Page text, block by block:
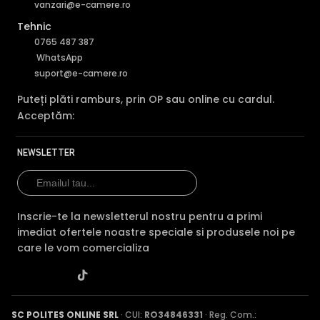
Codare folosind Inteligenta Artificiala
Codarea AI (AI Coding) optimizeaza atat latimea de
banda, cat si perioada de stocare pentru camera IP
Dahua IPC-HDW3549TM-AS-LED-0280B, reducand
costurile implicit, dar totodata imbunatatind imaginea
vanzari@e-camere.ro
Tehnic
0765 487 387
WhatsApp
suport@e-camere.ro
Puteți plăti ramburs, prin OP sau online cu cardul.
Acceptăm:
NEWSLETTER
Inscrie-te la newsletterul nostru pentru a primi
imediat ofertele noastre speciale si produsele noi pe
care le vom comercializa
SC POLITES ONLINE SRL · CUI: RO34846331 · Reg. Com.: